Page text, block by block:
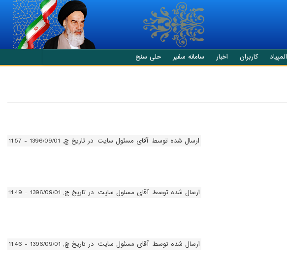
المپیاد کاربران اخبار سامانه سفیر حلی سنج
ارسال شده توسط آقای مسئول سایت در تاریخ چ, 1396/09/01 - 11:57
ارسال شده توسط آقای مسئول سایت در تاریخ چ, 1396/09/01 - 11:49
ارسال شده توسط آقای مسئول سایت در تاریخ چ, 1396/09/01 - 11:46